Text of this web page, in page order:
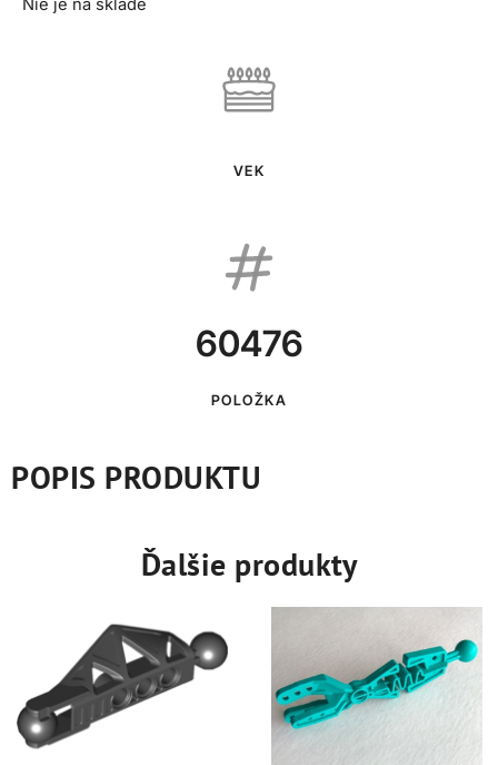
Nie je na sklade
VEK
60476
POLOŽKA
POPIS PRODUKTU
Ďalšie produkty